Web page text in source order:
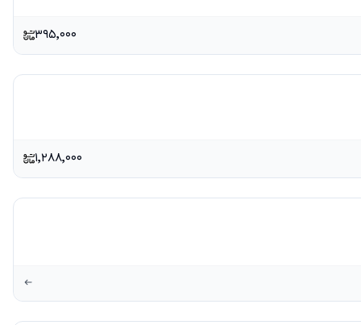
۳۹۵٬۰۰۰
۱٬۲۸۸٬۰۰۰